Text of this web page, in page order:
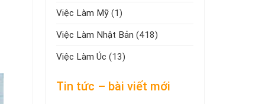
Việc Làm Mỹ (1)
Việc Làm Nhật Bản (418)
Việc Làm Úc (13)
Tin tức – bài viết mới